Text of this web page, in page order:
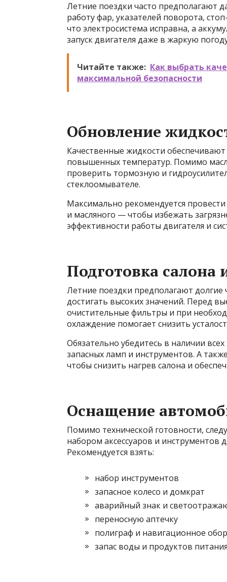
Летние поездки часто предполагают
работу фар, указателей поворота,
что электросистема исправна, а
запуск двигателя даже в жаркую
Читайте также: Как выбрать
максимальной безопасности
Обновление
Качественные жидкости
повышенных температур. Помимо
проверить тормозную и
стеклоомывателе.
Максимально рекомендуется
и масляного — чтобы избежать
эффективности работы двигателя и
Подготовка салона
Летние поездки предполагают
достигать высоких значений. Перед
очистительные фильтры и при
охлаждение помогает снизить
Обязательно убедитесь в наличии
запасных ламп и инструментов. А
чтобы снизить нагрев салона и
Оснащение
Помимо технической готовности,
набором аксессуаров и инструментов
Рекомендуется взять:
набор инструментов
запасное колесо и домкрат
аварийный знак и
переносную аптечку
полиграф и навигационное
запас воды и продуктов